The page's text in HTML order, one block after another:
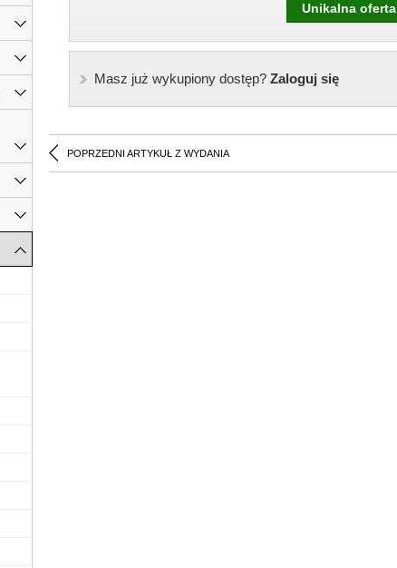
Unikalna oferta
Masz już wykupiony dostęp?Zaloguj się
POPRZEDNI ARTYKUŁ Z WYDANIA